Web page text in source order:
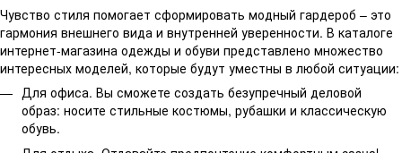
Чувство стиля помогает сформировать модный гардероб – это
гармония внешнего вида и внутренней уверенности. В каталоге
интернет-магазина одежды и обуви представлено множество
интересных моделей, которые будут уместны в любой ситуации:
Для офиса. Вы сможете создать безупречный деловой
образ: носите стильные костюмы, рубашки и классическую
обувь.